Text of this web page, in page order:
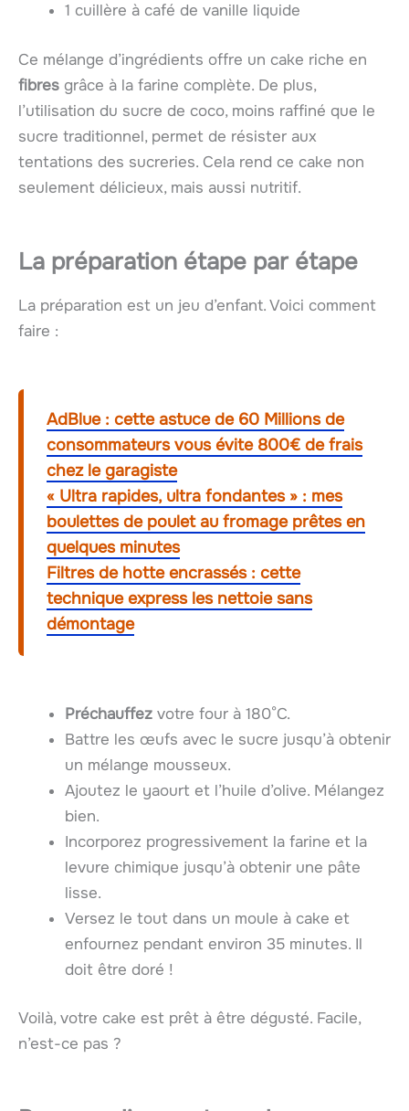
1 cuillère à café de vanille liquide
Ce mélange d’ingrédients offre un cake riche en
fibres grâce à la farine complète. De plus,
l’utilisation du sucre de coco, moins raffiné que le
sucre traditionnel, permet de résister aux
tentations des sucreries. Cela rend ce cake non
seulement délicieux, mais aussi nutritif.
La préparation étape par étape
La préparation est un jeu d’enfant. Voici comment
faire :
AdBlue : cette astuce de 60 Millions de
consommateurs vous évite 800€ de frais
chez le garagiste
« Ultra rapides, ultra fondantes » : mes
boulettes de poulet au fromage prêtes en
quelques minutes
Filtres de hotte encrassés : cette
technique express les nettoie sans
démontage
Préchauffez votre four à 180°C.
Battre les œufs avec le sucre jusqu’à obtenir
un mélange mousseux.
Ajoutez le yaourt et l’huile d’olive. Mélangez
bien.
Incorporez progressivement la farine et la
levure chimique jusqu’à obtenir une pâte
lisse.
Versez le tout dans un moule à cake et
enfournez pendant environ 35 minutes. Il
doit être doré !
Voilà, votre cake est prêt à être dégusté. Facile,
n’est-ce pas ?